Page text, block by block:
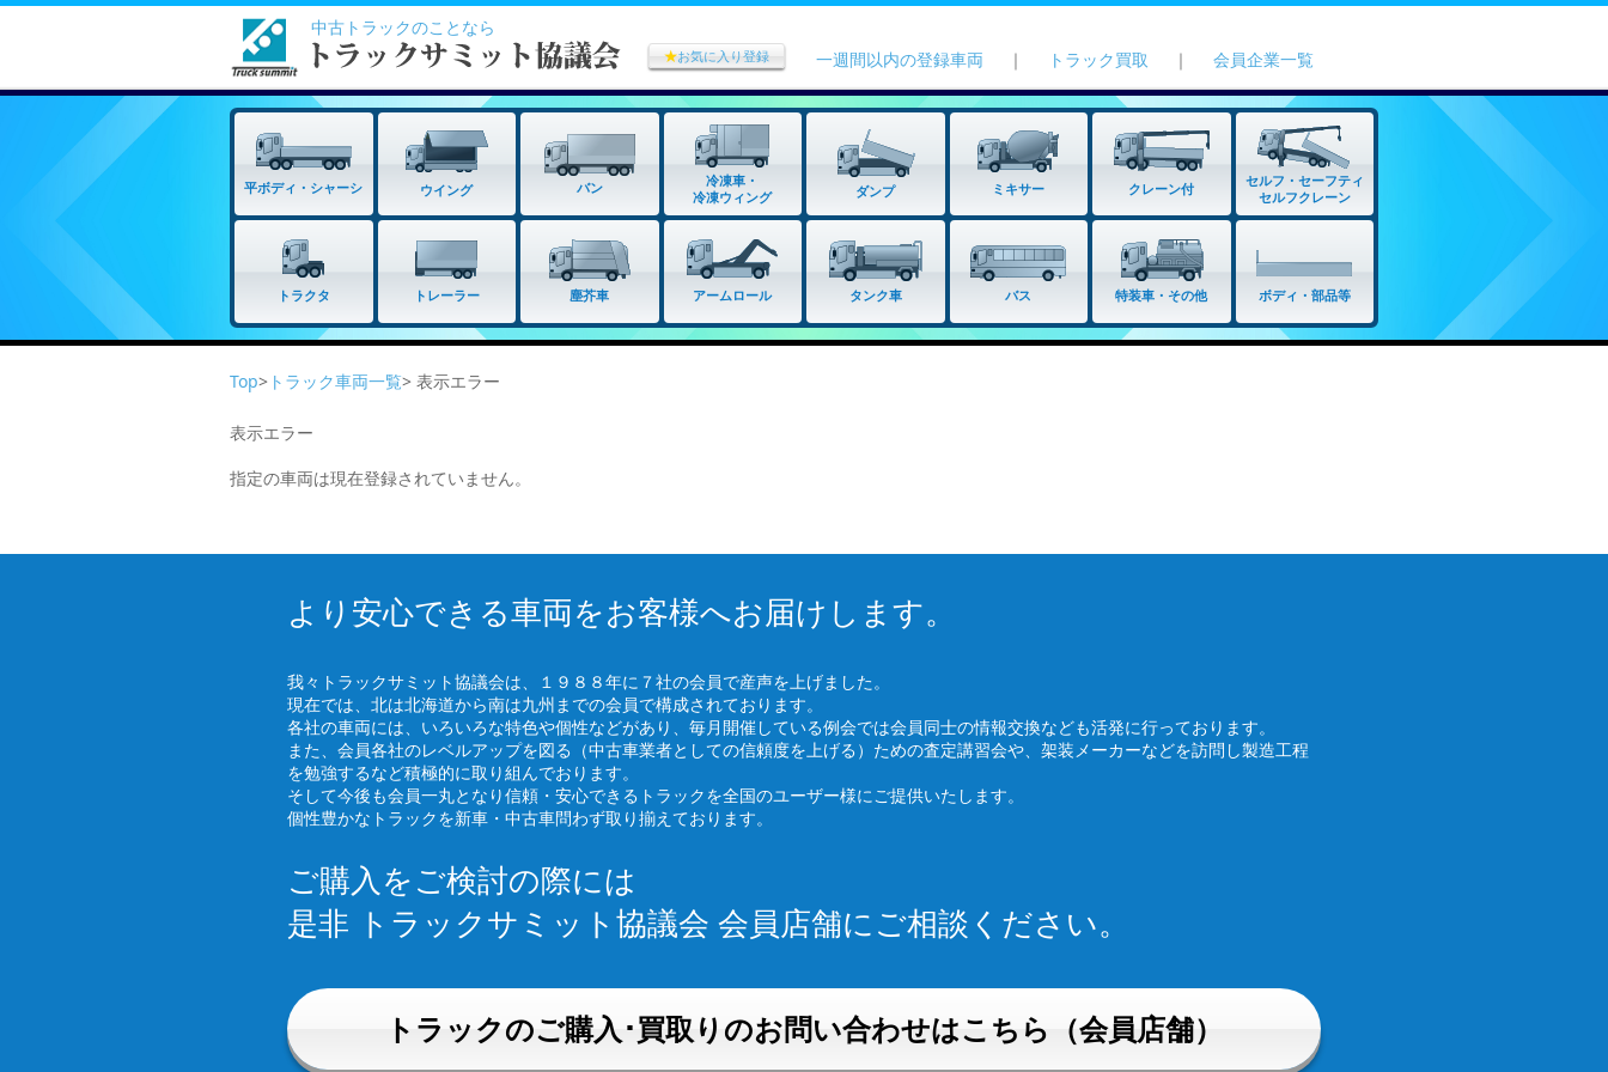
中古トラックのことなら
★お気に入り登録 一週間以内の登録車両 ｜ トラック買取 ｜ 会員企業一覧
平ボディ・シャーシ ウイング バン
冷凍車・
冷凍ウィング
ダンプ ミキサー クレーン付
セルフ・セーフティ
セルフクレーン
トラクタ トレーラー 塵芥車 アームロール タンク車 バス 特装車・その他 ボディ・部品等
Top> トラック車両一覧> 表示エラー
表示エラー
指定の車両は現在登録されていません。
より安心できる車両をお客様へお届けします。
我々トラックサミット協議会は、１９８８年に７社の会員で産声を上げました。
現在では、北は北海道から南は九州までの会員で構成されております。
各社の車両には、いろいろな特色や個性などがあり、毎月開催している例会では会員同士の情報交換なども活発に行っております。
また、会員各社のレベルアップを図る（中古車業者としての信頼度を上げる）ための査定講習会や、架装メーカーなどを訪問し製造工程
を勉強するなど積極的に取り組んでおります。
そして今後も会員一丸となり信頼・安心できるトラックを全国のユーザー様にご提供いたします。
個性豊かなトラックを新車・中古車問わず取り揃えております。
ご購入をご検討の際には
是非 トラックサミット協議会 会員店舗にご相談ください。
トラックのご購入･買取りのお問い合わせはこちら（会員店舗）